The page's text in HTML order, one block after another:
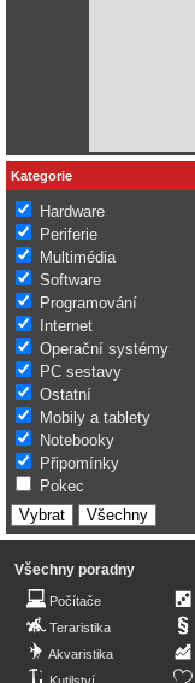
Kategorie
Hardware
Periferie
Multimédia
Software
Programování
Internet
Operační systémy
PC sestavy
Ostatní
Mobily a tablety
Notebooky
Připomínky
Pokec
Všechny poradny
Počítače
Teraristika
Akvaristika